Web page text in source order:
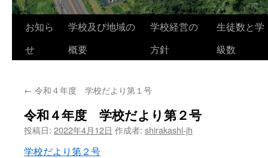
ン
ン
ツ
へ
お知ら
せ
学校及び地域の
概要
学校経営の
方針
生徒数と学
級数
← 令和４年度 学校だより第１号
令和４年度 学校だより第２号
投稿日: 2022年4月12日 作成者: shirakashi-jh
学校だより第２号